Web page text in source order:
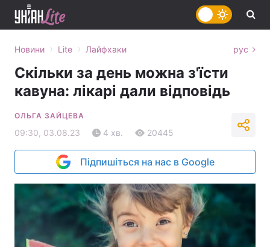
Новини › Lite › Лайфхаки рус
Скільки за день можна з'їсти
кавуна: лікарі дали відповідь
ОЛЬГА ЗАЙЦЕВА
09:30, 03.08.23 4 хв. 20445
Підпишіться на нас в Google